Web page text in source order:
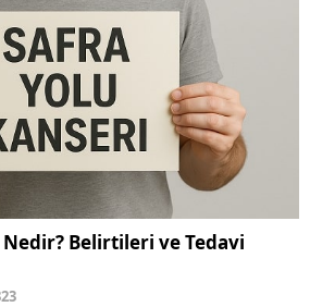
Belirtileri ve Tedavi